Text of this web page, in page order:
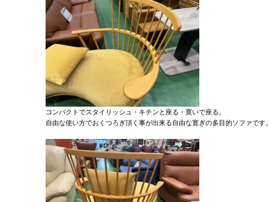
コンパクトでスタイリッシュ・キチンと座る・寛いで座る。
自由な使い方でおくつろぎ頂く事が出来る自由な寛ぎの多目的ソファです。